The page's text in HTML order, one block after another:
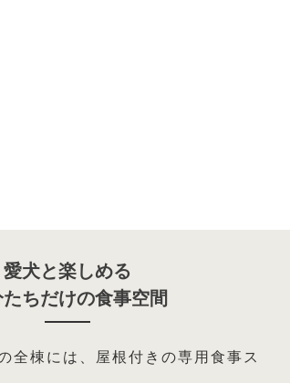
愛犬と楽しめる
たちだけの食事空間
全棟には、屋根付きの専用食事ス